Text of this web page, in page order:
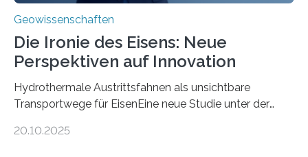
Geowissenschaften
Die Ironie des Eisens: Neue
Perspektiven auf Innovation
Hydrothermale Austrittsfahnen als unsichtbare
Transportwege für EisenEine neue Studie unter der
Umweltwissenschaften der Universität Bremen –
20.10.2025